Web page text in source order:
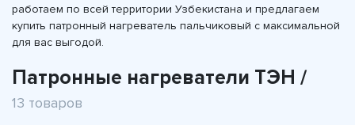
работаем по всей территории Узбекистана и предлагаем
купить патронный нагреватель пальчиковый с максимальной
для вас выгодой.
Патронные нагреватели ТЭН /
13 товаров